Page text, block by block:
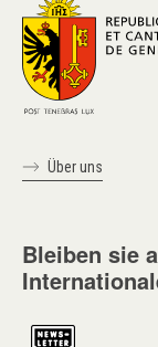
Über uns
Bleiben sie